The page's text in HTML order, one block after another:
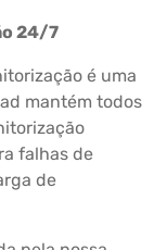
24/7
é uma
mantém todos
falhas de
de